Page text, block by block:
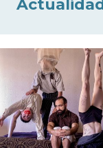
Actualidad